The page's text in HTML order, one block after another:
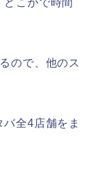
こかで時間
ので、他のス
全4店舗をま